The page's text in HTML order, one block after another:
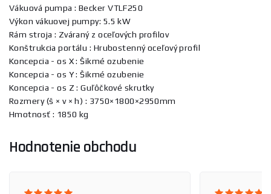
Vákuová pumpa : Becker VTLF250
Výkon vákuovej pumpy: 5.5 kW
Rám stroja : Zváraný z oceľových profilov
Konštrukcia portálu : Hrubostenný oceľový profil
Koncepcia - os X : Šikmé ozubenie
Koncepcia - os Y : Šikmé ozubenie
Koncepcia - os Z : Guľôčkové skrutky
Rozmery (š × v × h) : 3750×1800×2950mm
Hmotnosť : 1850 kg
Hodnotenie obchodu